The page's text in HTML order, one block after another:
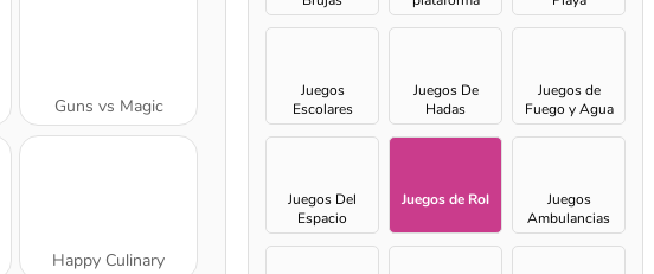
Guns vs Magic
Happy Culinary
Juegos
Escolares
Juegos De
Hadas
Juegos de
Fuego y Agua
Juegos Del
Espacio
Juegos de Rol
Juegos
Ambulancias